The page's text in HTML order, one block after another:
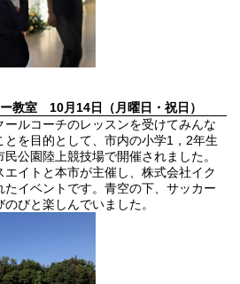
教室 10月14日（月曜日・祝日）
ルコーチのレッスンを受けてみんな
を目的として、市内の小学1，2年生
公園陸上競技場で開催されました。
イトと本市が主催し、株式会社イク
たイベントです。青空の下、サッカー
びと楽しんでいました。